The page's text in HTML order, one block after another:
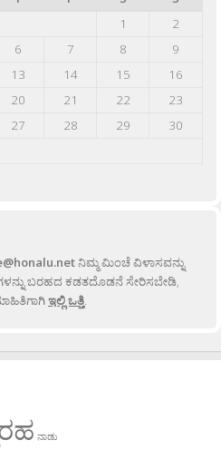
1
2
6 7 8
9
13 14 15
16
20 21 22
23
27 28 29
30
ನಿಮ್ಮ ಮಿಂಚೆ ವಿಳಾಸವನ್ನು
ಬರಹದ ಕಡತದೊಡನೆ ಸೇರಿಸಬೇಡಿ,
ಇಲ್ಲಿ ಒತ್ತಿ.
ನಾಡು